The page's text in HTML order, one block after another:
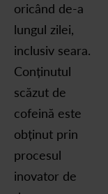
oricând de-a
lungul zilei,
inclusiv seara.
Conținutul
scăzut de
cofeină este
obținut prin
procesul
inovator de